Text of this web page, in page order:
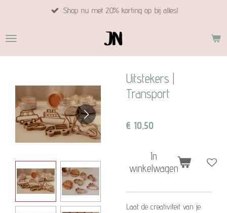
naar
hoofdinhoud
Shop nu met 20% korting op bij alles!
Uitstekers |
Transport
€ 10,50
In
winkelwagen
Laat de creativiteit van je